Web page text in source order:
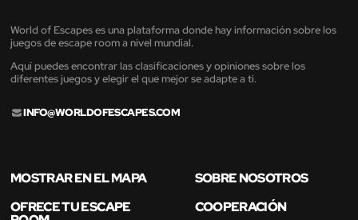
World of Escapes es una plataforma donde hay información sobre los
juegos de escape room a nivel mundial.
Aquí puedes encontrar las clasificaciones y opiniones sobre los
diferentes juegos y elegir el que mejor se adapte a ti.
INFO@WORLDOFESCAPES.COM
MOSTRAR EN EL MAPA
SOBRE NOSOTROS
OFRECE TU ESCAPE
COOPERACIÓN